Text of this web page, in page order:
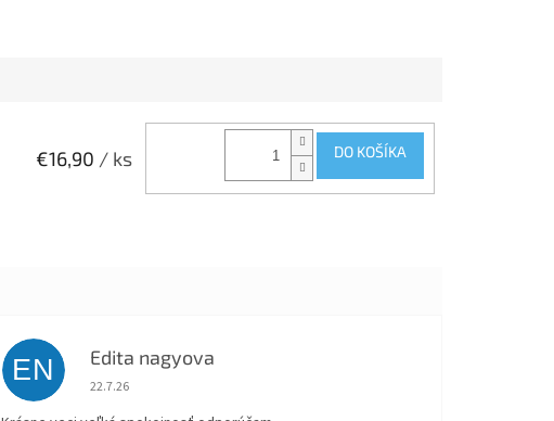
€16,90 / ks DO KOŠÍKA
EN Edita nagyova
Hodnotenie obchodu je 5 z 5 hviezdičiek.
22.7.26